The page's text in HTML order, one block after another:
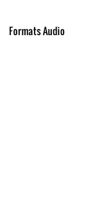
Formats Audio